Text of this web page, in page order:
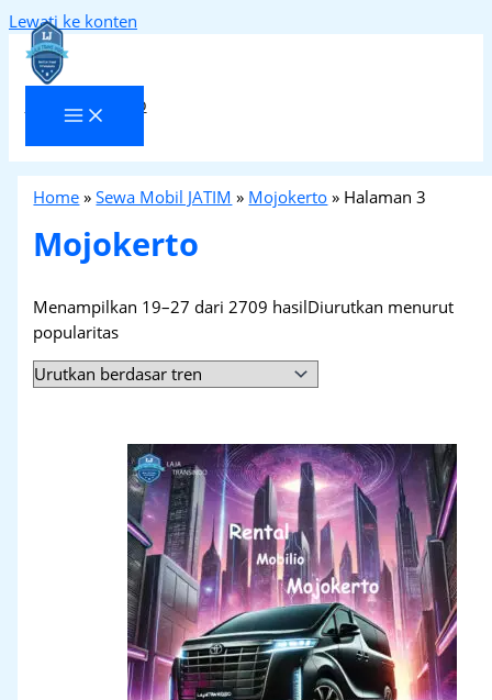
Lewati ke konten
Laja Transindo
Home »Sewa Mobil JATIM » Mojokerto » Halaman 3
Mojokerto
Menampilkan 19–27 dari 2709 hasilDiurutkan menurut
popularitas